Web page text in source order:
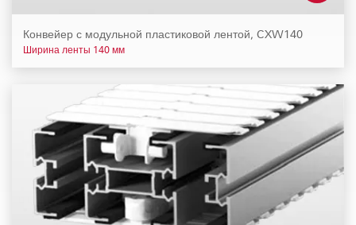
Конвейер с модульной пластиковой лентой, CXW140
Ширина ленты 140 мм